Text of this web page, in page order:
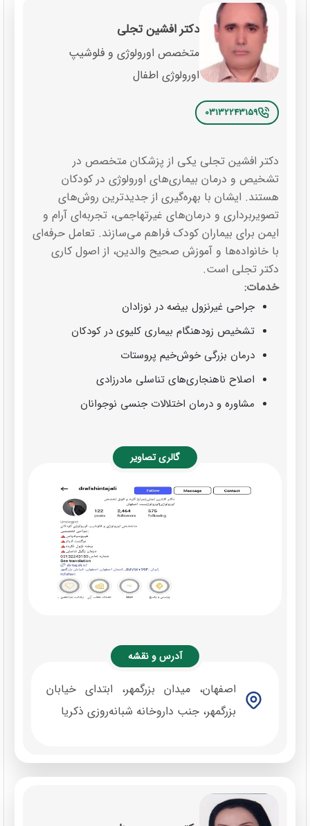
دکتر افشین تجلی
متخصص اورولوژی و فلوشیپ
اورولوژی اطفال
03132243159
دکتر افشین تجلی یکی از پزشکان متخصص در
تشخیص و درمان بیماری‌های اورولوژی در کودکان
هستند. ایشان با بهره‌گیری از جدیدترین روش‌های
تصویربرداری و درمان‌های غیرتهاجمی، تجربه‌ای آرام و
ایمن برای بیماران کودک فراهم می‌سازند. تعامل حرفه‌ای
با خانواده‌ها و آموزش صحیح والدین، از اصول کاری
دکتر تجلی است.
خدمات:
جراحی غیرنزول بیضه در نوزادان
تشخیص زودهنگام بیماری کلیوی در کودکان
درمان بزرگی خوش‌خیم پروستات
اصلاح ناهنجاری‌های تناسلی مادرزادی
مشاوره و درمان اختلالات جنسی نوجوانان
گالری تصاویر
آدرس و نقشه
اصفهان، میدان بزرگمهر، ابتدای خیابان
بزرگمهر، جنب داروخانه شبانه‌روزی ذکریا